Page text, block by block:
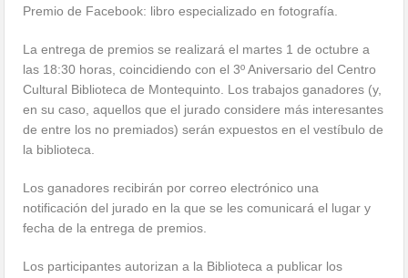
Premio de Facebook: libro especializado en fotografía.
La entrega de premios se realizará el martes 1 de octubre a
las 18:30 horas, coincidiendo con el 3º Aniversario del Centro
Cultural Biblioteca de Montequinto. Los trabajos ganadores (y,
en su caso, aquellos que el jurado considere más interesantes
de entre los no premiados) serán expuestos en el vestíbulo de
la biblioteca.
Los ganadores recibirán por correo electrónico una
notificación del jurado en la que se les comunicará el lugar y
fecha de la entrega de premios.
Los participantes autorizan a la Biblioteca a publicar los